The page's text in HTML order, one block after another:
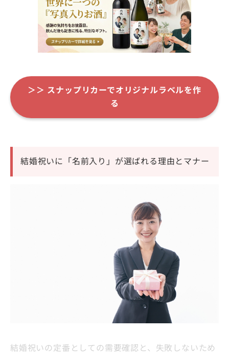
＞＞ スナップリカーでオリジナルラベルを作
る
結婚祝いに「名前入り」が選ばれる理由とマナー
結婚祝いの定番としての需要確認と、失敗しないため